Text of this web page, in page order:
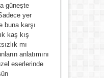
güneşte
yer
buna karşı
kaş kış
mı
anlatımını
eserlerinde